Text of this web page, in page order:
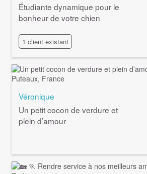
Étudiante dynamique pour le
bonheur de votre chien
1 client existant
Véronique
Un petit cocon de verdure et
plein d’amour